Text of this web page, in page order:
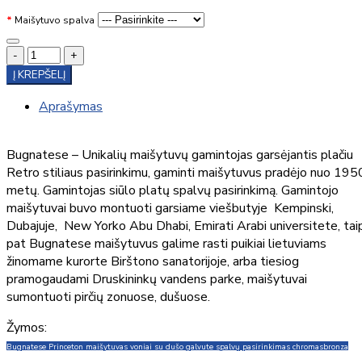
Maišytuvo spalva
-
+
Į KREPŠELĮ
Aprašymas
Bugnatese – Unikalių maišytuvų gamintojas garsėjantis plačiu
Retro stiliaus pasirinkimu, gaminti maišytuvus pradėjo nuo
metų. Gamintojas siūlo platų spalvų pasirinkimą. Gamintojo
maišytuvai buvo montuoti garsiame viešbutyje Kempinski,
Dubajuje, New Yorko Abu Dhabi, Emirati Arabi universitete,
pat Bugnatese maišytuvus galime rasti puikiai lietuviams
žinomame kurorte Birštono sanatorijoje, arba tiesiog
pramogaudami Druskininkų vandens parke, maišytuvai
sumontuoti pirčių zonuose, dušuose.
Žymos:
Bugnatese Princeton maišytuvas voniai su dušo galvute spalvų pasirinkimas chromasbronza